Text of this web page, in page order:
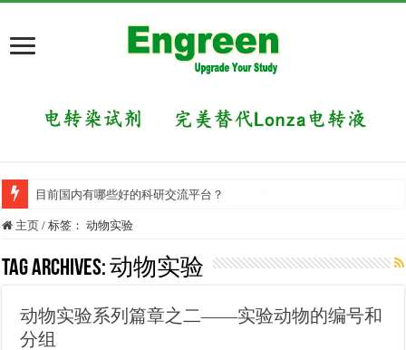
目前国内有哪些好的科研交流平台？
主页 / 标签：动物实验
Tag Archives:动物实验
动物实验系列篇章之二——实验动物的编号和
分组